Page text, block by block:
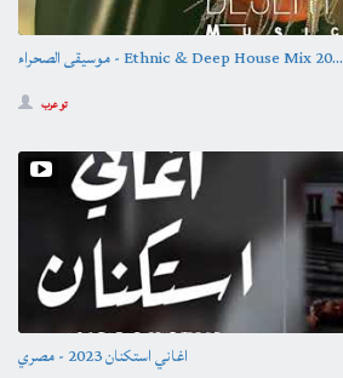
موسيقى الصحراء - Ethnic & Deep House Mix 20...
تو عرب
اغاني استكنان 2023 - مصري